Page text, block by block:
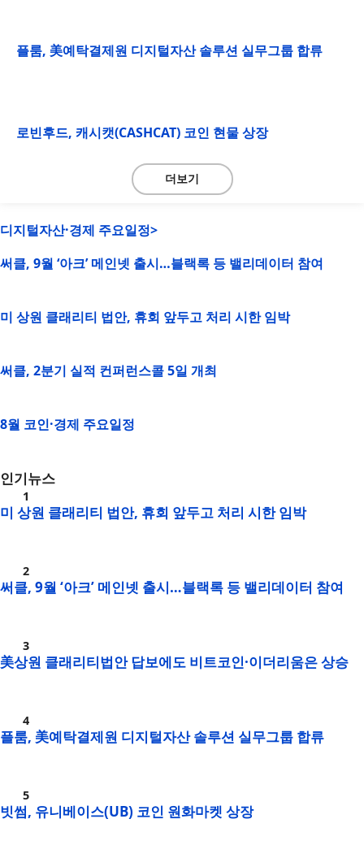
플룸, 美예탁결제원 디지털자산 솔루션 실무그룹 합류
로빈후드, 캐시캣(CASHCAT) 코인 현물 상장
더보기
디지털자산·경제 주요일정>
써클, 9월 ‘아크’ 메인넷 출시…블랙록 등 밸리데이터 참여
미 상원 클래리티 법안, 휴회 앞두고 처리 시한 임박
써클, 2분기 실적 컨퍼런스콜 5일 개최
8월 코인·경제 주요일정
인기뉴스
미 상원 클래리티 법안, 휴회 앞두고 처리 시한 임박
써클, 9월 ‘아크’ 메인넷 출시…블랙록 등 밸리데이터 참여
美상원 클래리티법안 답보에도 비트코인·이더리움은 상승
플룸, 美예탁결제원 디지털자산 솔루션 실무그룹 합류
빗썸, 유니베이스(UB) 코인 원화마켓 상장